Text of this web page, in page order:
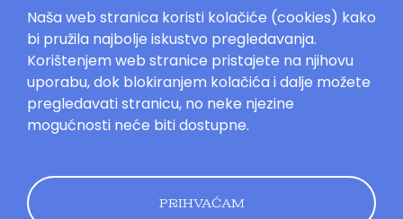
IN THE MOOD
Mood.hr©2023. Sva prava zadržana.
korištenja
Politika kolačića
Pravila
privatnosti
Naša web stranica koristi kolačiće (cookies) kako
bi pružila najbolje iskustvo pregledavanja.
Korištenjem web stranice pristajete na njihovu
uporabu, dok blokiranjem kolačića i dalje možete
pregledavati stranicu, no neke njezine
mogućnosti neće biti dostupne.
PRIHVAĆAM